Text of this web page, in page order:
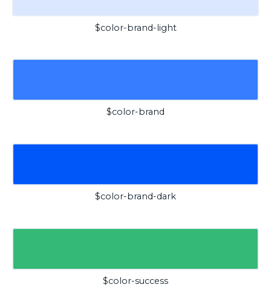
$color-brand-light
$color-brand
$color-brand-dark
$color-success